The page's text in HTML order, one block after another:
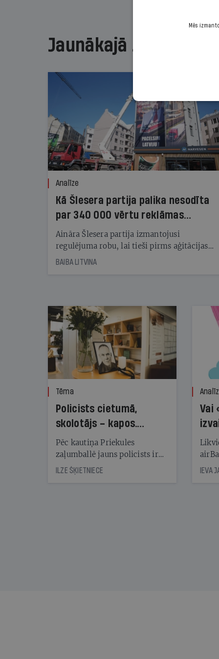
Jaunākajā žurnālā
Analīze
Kā Šlesera partija palika nesodīta
par 340 000 vērtu reklāmas
kampaņu
Aināra Šlesera partija izmantojusi
regulējuma robu, lai tieši pirms aģitācijas
starta izreklamētos par summu, kas
BAIBA LITVINA
Tēma
Policists cietumā,
skolotājs – kapos.
Reibuma cena Priekulē
Pēc kautiņa Priekules
zaļumballē jauns policists ir
nonācis cietumā, bet
cienījams pedagogs — kapos.
ILZE ŠĶIETNIECE
Vai
kas
IEVA
Mēs